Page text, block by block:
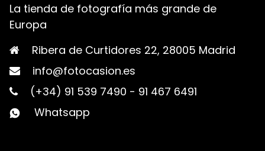
La tienda de fotografía más grande de
Europa
Ribera de Curtidores 22, 28005 Madrid
info@fotocasion.es
(+34) 91 539 7490 - 91 467 6491
Whatsapp